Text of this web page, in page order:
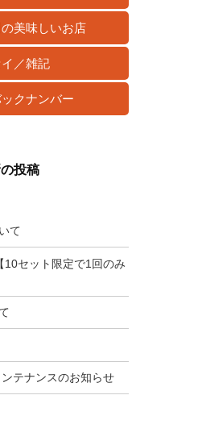
美味しいお店
／雑記
クナンバー
投稿
て
セット限定で1回のみ
テナンスのお知らせ